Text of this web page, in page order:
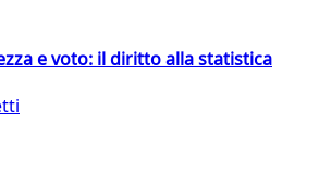
e voto: il diritto alla statistica